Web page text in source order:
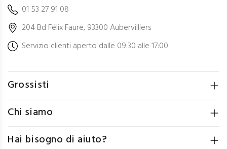
01 53 27 91 08
204 Bd Félix Faure, 93300 Aubervilliers
Servizio clienti aperto dalle 09:30 alle 17:00
Grossisti
Chi siamo
Hai bisogno di aiuto?